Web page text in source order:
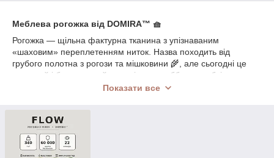
Меблева рогожка від DOMIRA™ 🧺
Рогожка — щільна фактурна тканина з упізнаваним
«шаховим» переплетенням ниток. Назва походить від
грубого полотна з рогози та мішковини 🌾, але сьогодні це
сучасний і благородний матеріал для оббивки меблів.
Тканина виготовляється з щільних синтетичних і змішаних
і рельєфну фактуру, яка не втрачає вигляд навіть при
активній експлуатації.
Переваги рогожки від DOMIRA™:
Показати все